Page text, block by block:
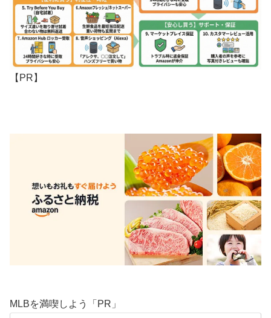
【PR】
MLBを満喫しよう「PR」